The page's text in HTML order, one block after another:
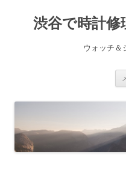
渋谷で時計修
ウォッチ＆